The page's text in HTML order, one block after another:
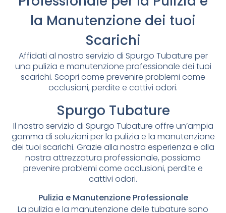
la Manutenzione dei tuoi
Scarichi
Affidati al nostro servizio di Spurgo Tubature per
una pulizia e manutenzione professionale dei tuoi
scarichi. Scopri come prevenire problemi come
occlusioni, perdite e cattivi odori.
Spurgo Tubature
Il nostro servizio di Spurgo Tubature offre un’ampia
gamma di soluzioni per la pulizia e la manutenzione
dei tuoi scarichi. Grazie alla nostra esperienza e alla
nostra attrezzatura professionale, possiamo
prevenire problemi come occlusioni, perdite e
cattivi odori.
Pulizia e Manutenzione Professionale
La pulizia e la manutenzione delle tubature sono